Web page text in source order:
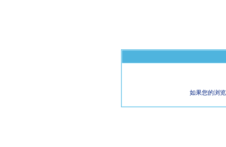
如果您的浏